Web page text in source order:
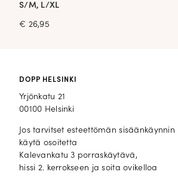
S/M, L/XL
€ 26,95
DOPP HELSINKI
Yrjönkatu 21
00100 Helsinki
Jos tarvitset esteettömän sisäänkäynnin
käytä osoitetta
Kalevankatu 3 porraskäytävä,
hissi 2. kerrokseen ja soita ovikelloa